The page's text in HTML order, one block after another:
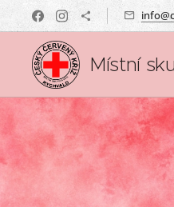
Místní